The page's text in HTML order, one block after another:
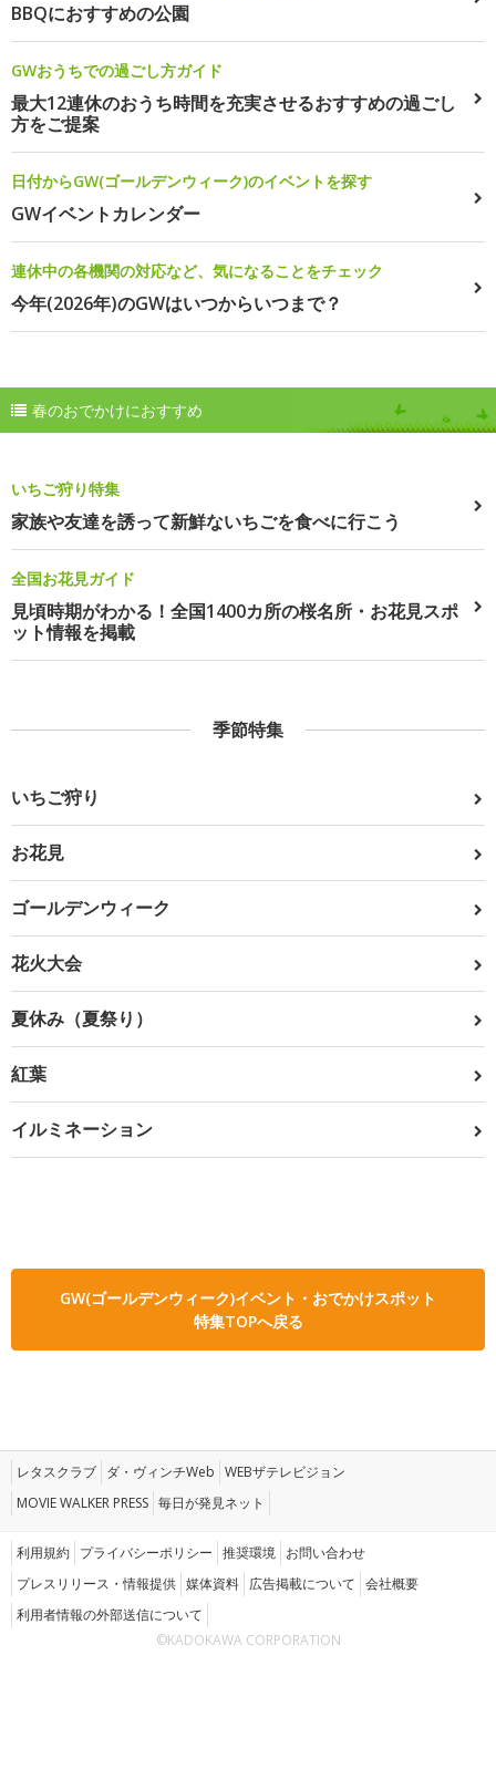
BBQにおすすめの公園
GWおうちでの過ごし方ガイド
最大12連休のおうち時間を充実させるおすすめの過ごし
方をご提案
日付からGW(ゴールデンウィーク)のイベントを探す
GWイベントカレンダー
連休中の各機関の対応など、気になることをチェック
今年(2026年)のGWはいつからいつまで？
春のおでかけにおすすめ
いちご狩り特集
家族や友達を誘って新鮮ないちごを食べに行こう
全国お花見ガイド
見頃時期がわかる！全国1400カ所の桜名所・お花見スポ
ット情報を掲載
季節特集
いちご狩り
お花見
ゴールデンウィーク
花火大会
夏休み（夏祭り）
紅葉
イルミネーション
GW(ゴールデンウィーク)イベント・おでかけスポット
特集TOPへ戻る
レタスクラブ ダ・ヴィンチWeb WEBザテレビジョン
MOVIE WALKER PRESS 毎日が発見ネット
利用規約 プライバシーポリシー 推奨環境 お問い合わせ
プレスリリース・情報提供 媒体資料 広告掲載について 会社概要
利用者情報の外部送信について
©KADOKAWA CORPORATION